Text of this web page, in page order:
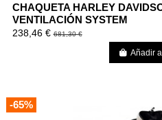
CHAQUETA HARLEY
VENTILACIÓN SYSTEM
238,46 €681,30 €
Añadir
-65%